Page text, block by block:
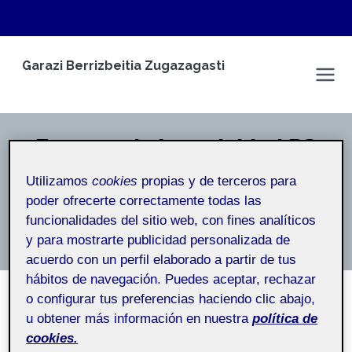
Garazi Berrizbeitia Zugazagasti
Entrega de la actividad R3
Inicio / Entrega de la actividad R3
Entrega de la actividad R3
SIN CATEGORÍA
Utilizamoscookies propias y de terceros para
poder ofrecerte correctamente todas las
funcionalidades del sitio web, con fines analíticos
y para mostrarte publicidad personalizada de
acuerdo con un perfil elaborado a partir de tus
hábitos de navegación. Puedes aceptar, rechazar
o configurar tus preferencias haciendo clic abajo,
u obtener más información en nuestra política de
cookies.